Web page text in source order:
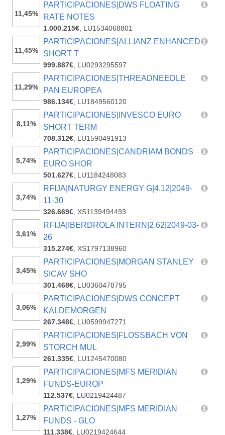
11,45%
PARTICIPACIONES|DWS FLOATING
RATE NOTES
1.000.215€, LU1534068801
11,45%
PARTICIPACIONES|ALLIANZ ENHANCED
SHORT T
999.887€, LU0293295597
11,29%
PARTICIPACIONES|THREADNEEDLE
PAN EUROPEA
986.134€, LU1849560120
8,11%
PARTICIPACIONES|INVESCO EURO
SHORT TERM
708.312€, LU1590491913
5,74%
PARTICIPACIONES|CANDRIAM BONDS
EURO SHOR
501.627€, LU1184248083
3,74%
RFIJA|NATURGY ENERGY G|4.12|2049-
11-30
326.669€,XS1139494493
3,61%
RFIJA|IBERDROLA INTERN|2.62|2049-03-
26
315.274€,XS1797138960
3,45%
PARTICIPACIONES|MORGAN STANLEY
SICAV SHO
301.468€, LU0360478795
3,06%
PARTICIPACIONES|DWS CONCEPT
KALDEMORGEN
267.348€, LU0599947271
2,99%
PARTICIPACIONES|FLOSSBACH VON
STORCH MUL
261.335€, LU1245470080
1,29%
PARTICIPACIONES|MFS MERIDIAN
FUNDS-EUROP
112.537€, LU0219424487
1,27%
PARTICIPACIONES|MFS MERIDIAN
FUNDS - GLO
111.338€, LU0219424644